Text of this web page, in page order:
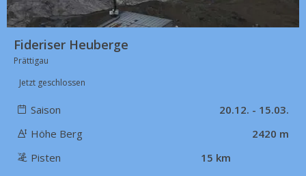
Fideriser Heuberge
Prättigau
Jetzt geschlossen
Saison
20.12. - 15.03.
Höhe Berg
2420 m
Pisten
15 km